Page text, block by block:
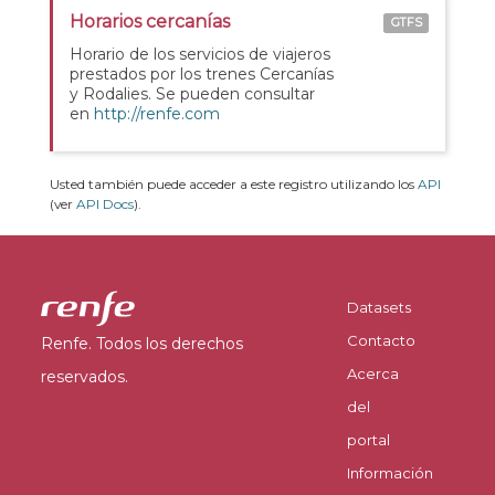
Horarios cercanías
Horario de los servicios de viajeros
prestados por los trenes Cercanías
y Rodalies. Se pueden consultar
en http://renfe.com
GTFS
Usted también puede acceder a este registro utilizando los API
(ver API Docs).
Renfe. Todos los derechos
reservados.
Datasets
Contacto
Acerca
del
portal
Información